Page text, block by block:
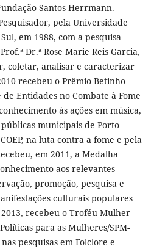
Santos Herrmann.
pela Universidade
em 1988, com a pesquisa
Dr.ª Rose Marie Reis Garcia,
coletar, analisar e caracterizar
recebeu o Prêmio Betinho
Entidades no Combate à Fome
às ações em música,
municipais de Porto
na luta contra a fome e pela
em 2011, a Medalha
aos relevantes
promoção, pesquisa e
culturais populares
recebeu o Troféu Mulher
para as Mulheres/SPM-
pesquisas em Folclore e